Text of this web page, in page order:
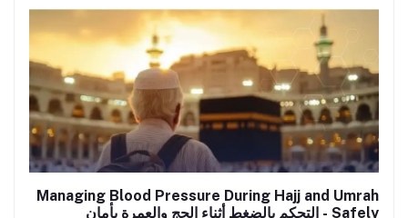
Managing Blood Pressure During Hajj and Umrah
Safely - التحكم بالضغط أثناء الحج والعمرة بأمان